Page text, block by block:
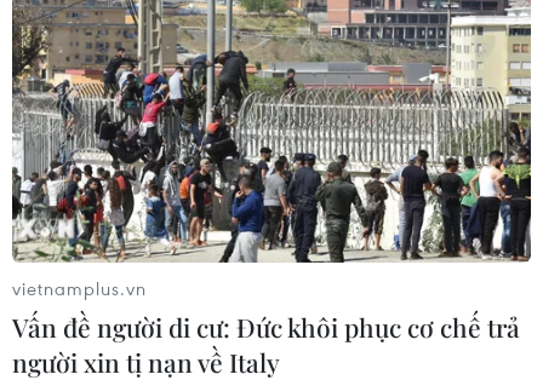
vietnamplus.vn
Vấn đề người di cư: Đức khôi phục cơ chế trả
người xin tị nạn về Italy